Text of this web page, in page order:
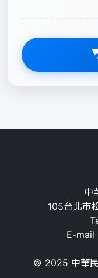
中
105台北市
E-mail
© 2025 中華民